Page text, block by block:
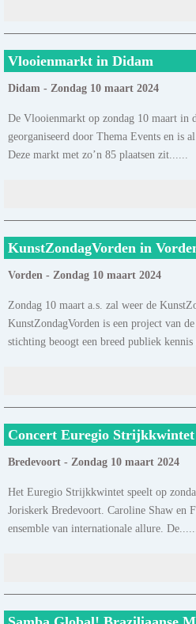
Vlooienmarkt in Didam
Didam - Zondag 10 maart 2024
De Vlooienmarkt op zondag 10 maart in
georganiseerd door Thema Events en is
Deze markt met zo’n 85 plaatsen zit......
KunstZondagVorden in
Vorden - Zondag 10 maart 2024
Zondag 10 maart a.s. zal weer de
KunstZondagVorden is een project van
stichting beoogt een breed publiek kennis
Concert Euregio
Bredevoort - Zondag 10 maart 2024
Het Euregio Strijkkwintet speelt op
Joriskerk Bredevoort. Caroline Shaw en
ensemble van internationale allure. De......